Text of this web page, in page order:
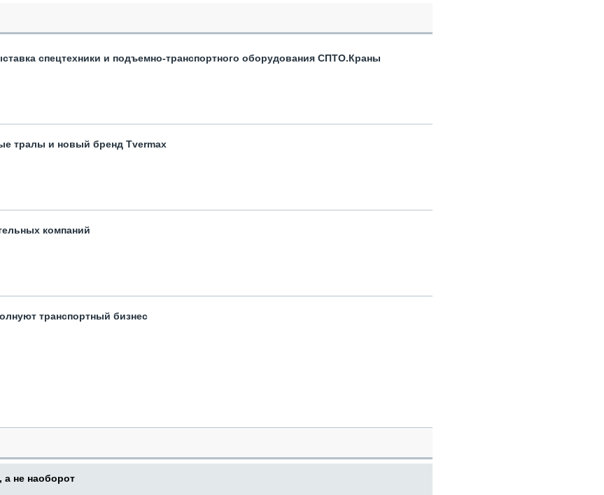
спецтехники и подъемно-транспортного оборудования СПТО.Краны
тралы и новый бренд Tvermax
компаний
транспортный бизнес
а не наоборот